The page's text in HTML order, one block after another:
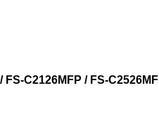
C2126MFP / FS-